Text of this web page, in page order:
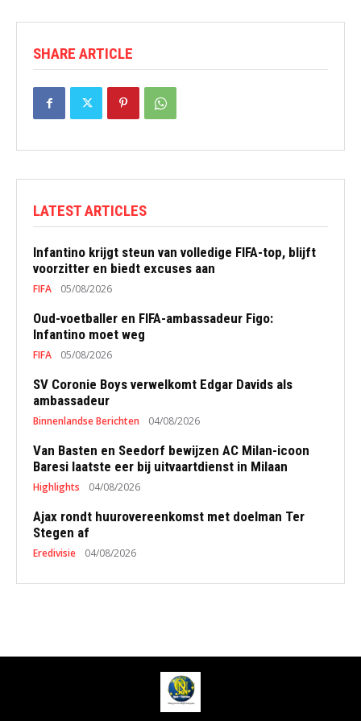
SHARE ARTICLE
LATEST ARTICLES
Infantino krijgt steun van volledige FIFA-top, blijft
voorzitter en biedt excuses aan
FIFA 05/08/2026
Oud-voetballer en FIFA-ambassadeur Figo:
Infantino moet weg
FIFA 05/08/2026
SV Coronie Boys verwelkomt Edgar Davids als
ambassadeur
Binnenlandse Berichten 04/08/2026
Van Basten en Seedorf bewijzen AC Milan-icoon
Baresi laatste eer bij uitvaartdienst in Milaan
Highlights 04/08/2026
Ajax rondt huurovereenkomst met doelman Ter
Stegen af
Eredivisie 04/08/2026